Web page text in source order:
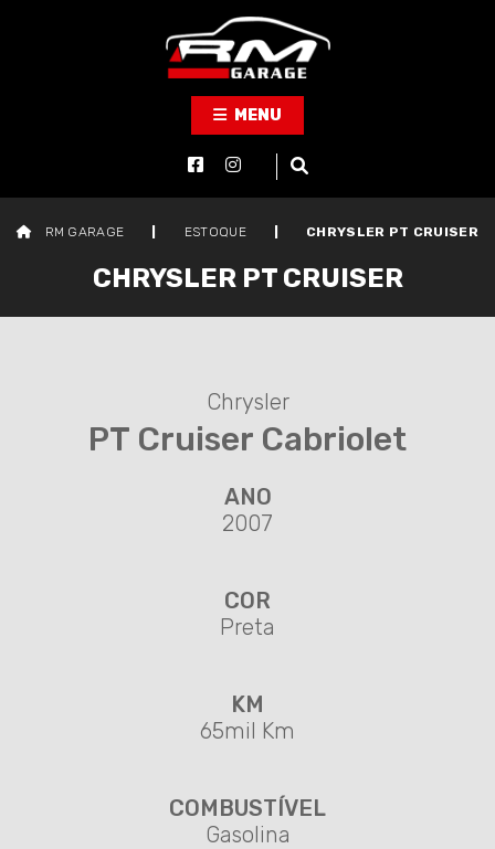
MENU
RM GARAGE ESTOQUE CHRYSLER PT CRUISER
CHRYSLER PT CRUISER
Chrysler
PT Cruiser Cabriolet
ANO
2007
COR
Preta
KM
65mil Km
COMBUSTÍVEL
Gasolina